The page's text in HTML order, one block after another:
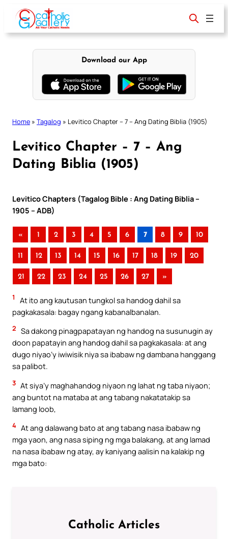
content
Download our App
Home » Tagalog » Levitico Chapter – 7 – Ang Dating Biblia (1905)
Levitico Chapter – 7 – Ang
Dating Biblia (1905)
Levitico Chapters (Tagalog Bible : Ang Dating Biblia –
1905 – ADB)
« 1 2 3 4 5 6 7 8 9 10
11 12 13 14 15 16 17 18 19 20
21 22 23 24 25 26 27 »
1
At ito ang kautusan tungkol sa handog dahil sa
pagkakasala: bagay ngang kabanalbanalan.
2 Sa dakong pinagpapatayan ng handog na susunugin ay
doon papatayin ang handog dahil sa pagkakasala: at ang
dugo niyao’y iwiwisik niya sa ibabaw ng dambana hanggang
sa palibot.
3 At siya’y maghahandog niyaon ng lahat ng taba niyaon;
ang buntot na mataba at ang tabang nakatatakip sa
lamang loob,
4 At ang dalawang bato at ang tabang nasa ibabaw ng
mga yaon, ang nasa siping ng mga balakang, at ang lamad
na nasa ibabaw ng atay, ay kaniyang aalisin na kalakip ng
mga bato:
Catholic Articles